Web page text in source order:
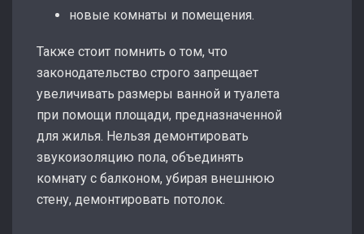
новые комнаты и помещения.
Также стоит помнить о том, что
законодательство строго запрещает
увеличивать размеры ванной и туалета
при помощи площади, предназначенной
для жилья. Нельзя демонтировать
звукоизоляцию пола, объединять
комнату с балконом, убирая внешнюю
стену, демонтировать потолок.